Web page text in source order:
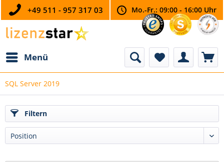
+49 511 - 957 317 03 Mo.-Fr.: 09:00 - 16:00 Uhr
Menü
SQL Server 2019
Filtern